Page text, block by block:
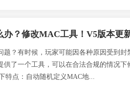
具！V5版本更新,支持批量刷机,支持INTEL&瑞立
？有时候，玩家可能因各种原因受到封
了一个工具，可以在合法合规的情况下
特点：自动随机定义MAC地...